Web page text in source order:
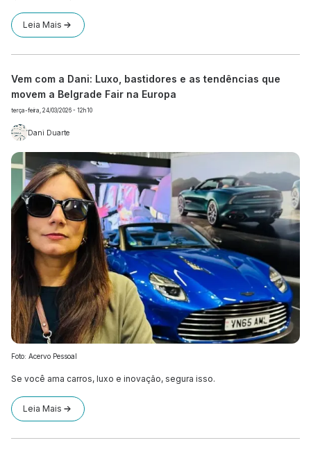
Leia Mais
Vem com a Dani: Luxo, bastidores e as tendências que
movem a Belgrade Fair na Europa
terça-feira, 24/03/2026 - 12h10
Dani Duarte
Foto: Acervo Pessoal
Se você ama carros, luxo e inovação, segura isso.
Leia Mais